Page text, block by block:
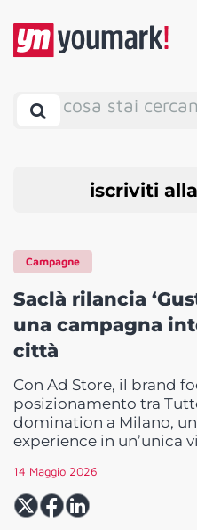
cosa stai
iscriviti
Campagne
Saclà rilancia
una campagna
città
Con Ad Store, il brand
posizionamento tra
domination a Milano,
experience in un’unica
14 Maggio 2026